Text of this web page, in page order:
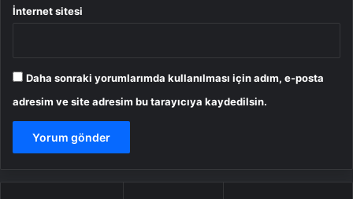
İnternet sitesi
Daha sonraki yorumlarımda kullanılması için adım, e-posta
adresim ve site adresim bu tarayıcıya kaydedilsin.